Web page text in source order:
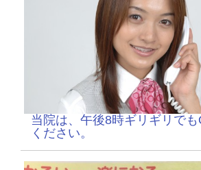
当院は、午後8時ギリギリで
ください。